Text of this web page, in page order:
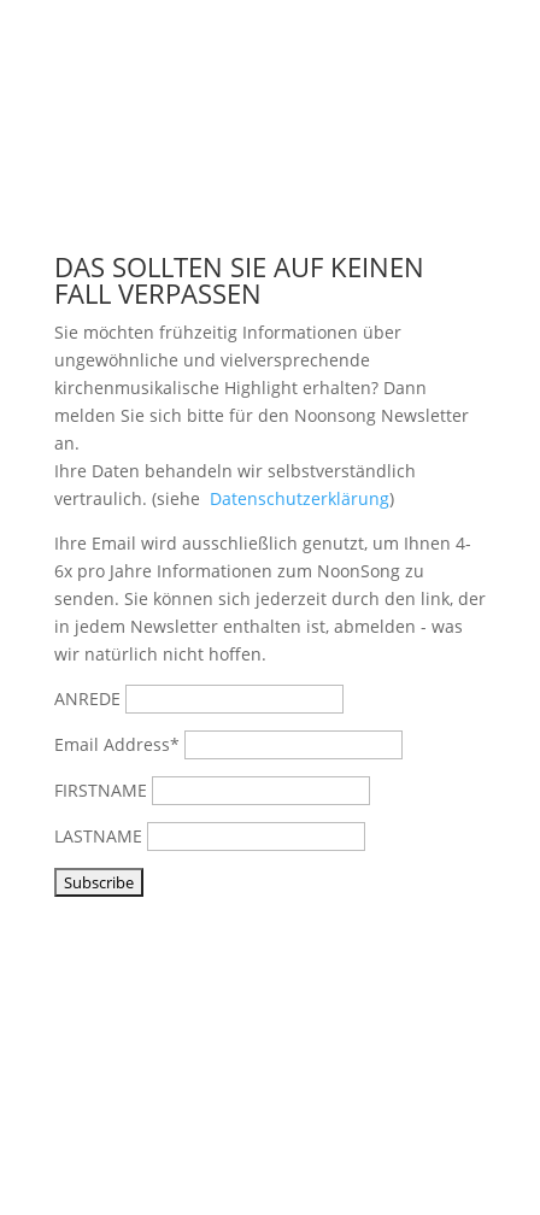
DAS SOLLTEN SIE AUF KEINEN
FALL VERPASSEN
Sie möchten frühzeitig Informationen über
ungewöhnliche und vielversprechende
kirchenmusikalische Highlight erhalten? Dann
melden Sie sich bitte für den Noonsong Newsletter
an.
Ihre Daten behandeln wir selbstverständlich
vertraulich. (siehe Datenschutzerklärung)
Ihre Email wird ausschließlich genutzt, um Ihnen 4-
6x pro Jahre Informationen zum NoonSong zu
senden. Sie können sich jederzeit durch den link, der
in jedem Newsletter enthalten ist, abmelden - was
wir natürlich nicht hoffen.
ANREDE
Email Address*
FIRSTNAME
LASTNAME